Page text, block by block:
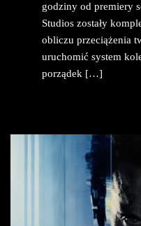
godziny od premiery
Studios zostały
obliczu przeciążenia
uruchomić system
porządek […]